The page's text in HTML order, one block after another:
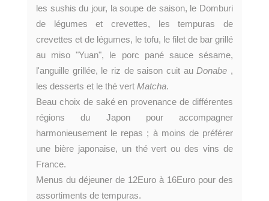
les sushis du jour, la soupe de saison, le Domburi
de légumes et crevettes, les tempuras de
crevettes et de légumes, le tofu, le filet de bar grillé
au miso "Yuan", le porc pané sauce sésame,
l'anguille grillée, le riz de saison cuit auDonabe ,
les desserts et le thé vert Matcha.
Beau choix de saké en provenance de différentes
régions du Japon pour accompagner
harmonieusement le repas ; à moins de préférer
une bière japonaise, un thé vert ou des vins de
France.
Menus du déjeuner de 12Euro à 16Euro pour des
assortiments de tempuras.